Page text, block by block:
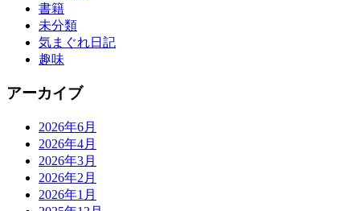
書籍
未分類
気まぐれ日記
趣味
アーカイブ
2026年6月
2026年4月
2026年3月
2026年2月
2026年1月